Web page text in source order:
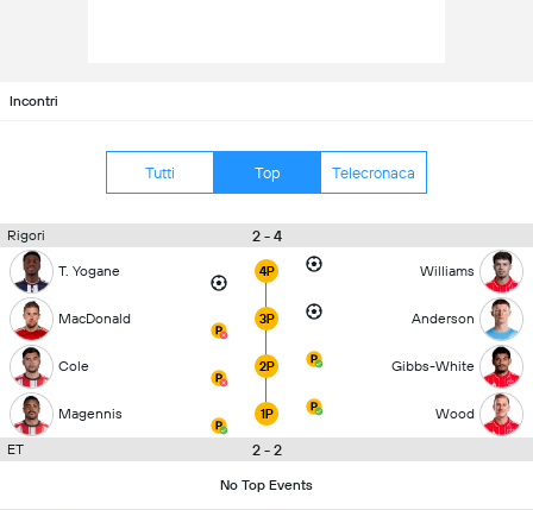
Incontri
Tutti Top Telecronaca
Rigori 2 - 4
T. Yogane 4P Williams
MacDonald 3P Anderson
Cole 2P Gibbs-White
Magennis 1P Wood
ET 2 - 2
No Top Events